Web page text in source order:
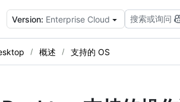
Version: Enterprise Cloud 搜索或询问
概述 支持的 OS